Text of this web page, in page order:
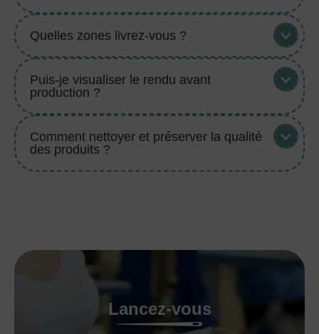
Quelles zones livrez-vous ?
Puis-je visualiser le rendu avant
production ?
Comment nettoyer et préserver la qualité
des produits ?
Lancez-vous